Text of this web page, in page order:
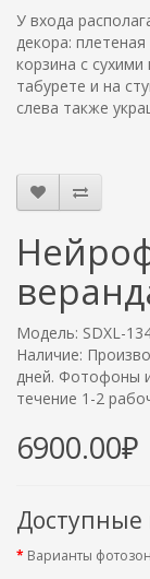
У входа
декора:
корзина с
табурете и на
слева также
Модель: SDXL-
Наличие:
дней. Фотофоны
течение 1-2
6900.00₽
Доступные
Варианты